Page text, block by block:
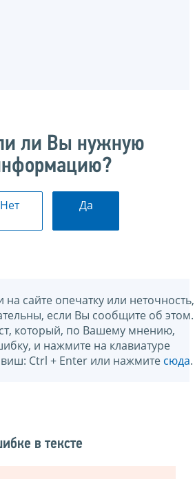
ли Вы нужную
Нет Да
сайте опечатку или неточность,
если Вы сообщите об этом.
который, по Вашему мнению,
и нажмите на клавиатуре
Ctrl + Enter или нажмите сюда.
в тексте